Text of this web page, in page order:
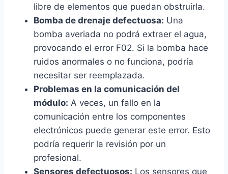
libre de elementos que puedan obstruirla.
Bomba de drenaje defectuosa: Una
bomba averiada no podrá extraer el agua,
provocando el error F02. Si la bomba hace
ruidos anormales o no funciona, podría
necesitar ser reemplazada.
Problemas en la comunicación del
módulo: A veces, un fallo en la
comunicación entre los componentes
electrónicos puede generar este error. Esto
podría requerir la revisión por un
profesional.
Sensores defectuosos: Los sensores que